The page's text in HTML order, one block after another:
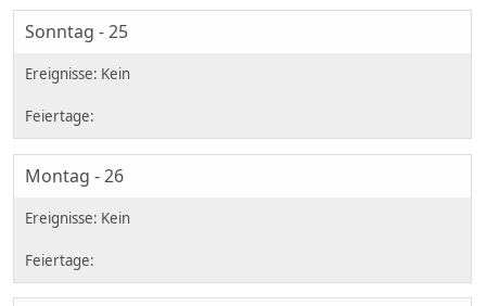
Sonntag - 25
Montag - 26